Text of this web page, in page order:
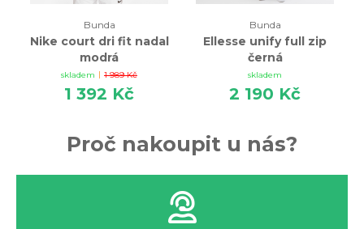
Bunda
Nike court dri fit nadal
modrá
skladem | 1 989 Kč
1 392 Kč
Bunda
Ellesse unify full zip
černá
skladem
2 190 Kč
Proč nakoupit u nás?